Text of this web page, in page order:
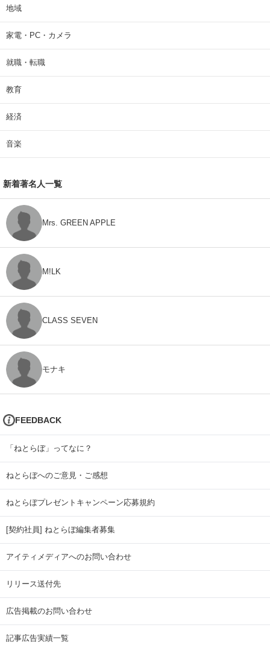
地域
家電・PC・カメラ
就職・転職
教育
経済
音楽
新着著名人一覧
Mrs. GREEN APPLE
M!LK
CLASS SEVEN
モナキ
FEEDBACK
「ねとらぼ」ってなに？
ねとらぼへのご意見・ご感想
ねとらぼプレゼントキャンペーン応募規約
[契約社員] ねとらぼ編集者募集
アイティメディアへのお問い合わせ
リリース送付先
広告掲載のお問い合わせ
記事広告実績一覧